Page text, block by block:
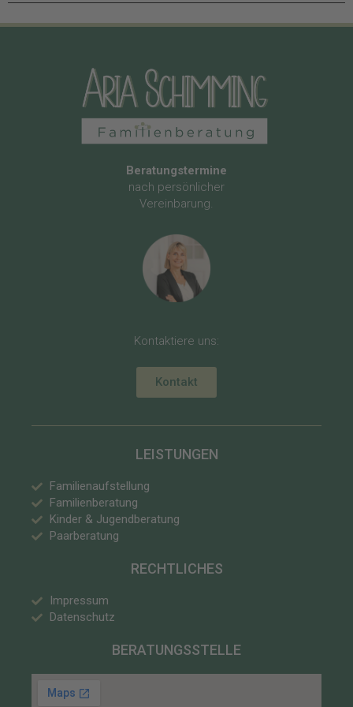
Beratungstermine
nach persönlicher
Vereinbarung.
Kontaktiere uns:
Kontakt
LEISTUNGEN
Familienaufstellung
Familienberatung
Kinder & Jugendberatung
Paarberatung
RECHTLICHES
Impressum
Datenschutz
BERATUNGSSTELLE